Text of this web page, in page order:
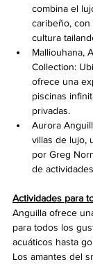
combina el
caribeño,
cultura
Malliouhana,
Collection:
ofrece una
piscinas
privadas.
Aurora
villas de lujo,
por Greg
de
Actividades para
Anguilla ofrece
para todos los
acuáticos hasta
Los amantes del